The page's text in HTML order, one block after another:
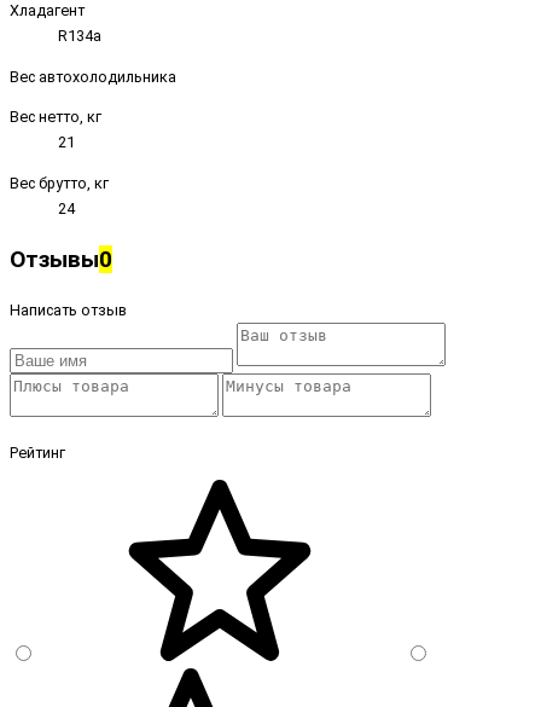
Хладагент
R134a
Вес автохолодильника
Вес нетто, кг
21
Вес брутто, кг
24
Отзывы0
Написать отзыв
Рейтинг